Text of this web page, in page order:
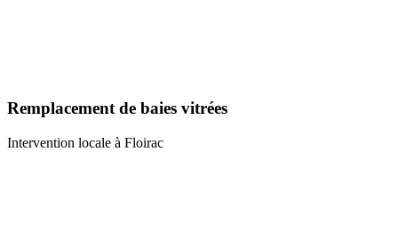
Remplacement de baies vitrées
Intervention locale à Floirac